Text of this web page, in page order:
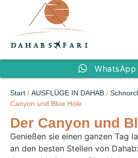
WhatsApp
Start / AUSFLÜGE IN DAHAB /
Canyon und Blue Hole
Der Canyon und
Genießen sie einen ganzen Tag
an den besten Stellen von